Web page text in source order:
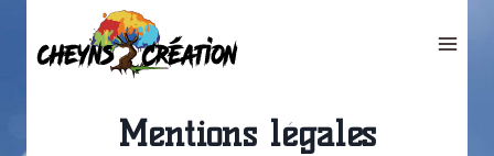
contenu
Mentions légales